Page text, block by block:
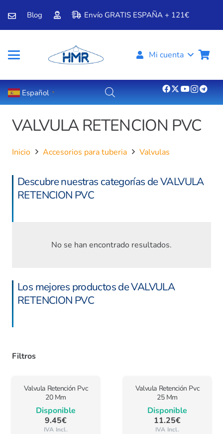
Blog Envío GRATIS ESPAÑA + 121€
Mi cuenta
Español ▼
VALVULA RETENCION PVC
Inicio Accesorios para tuberia Valvulas
Descubre nuestras categorías de VALVULA
RETENCION PVC
No se han encontrado resultados.
Los mejores productos de VALVULA
RETENCION PVC
Filtros
Valvula Retención Pvc
20 Mm
Disponible
9.45€
IVA Incl.
Valvula Retención Pvc
25 Mm
Disponible
11.25€
IVA Incl.